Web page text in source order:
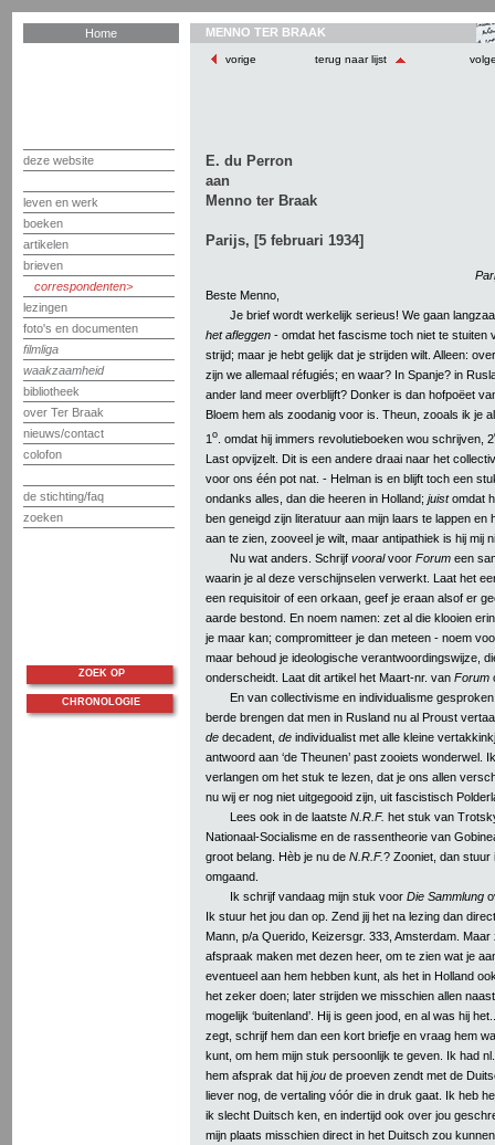
Home
deze website
leven en werk
boeken
artikelen
brieven
correspondenten
lezingen
foto's en documenten
filmliga
waakzaamheid
bibliotheek
over Ter Braak
nieuws/contact
colofon
de stichting/faq
zoeken
MENNO TER BRAAK
vorige terug naar lijst
E. du Perron
aan
Menno ter Braak
Parijs, [5 februari 1934]
Beste Menno,
Je brief wordt werkelijk serieus! We gaan
het afleggen - omdat het fascisme toch niet te stuiten
strijd; maar je hebt gelijk dat je strijden wilt. Alleen:
zijn we allemaal réfugiés; en waar? In Spanje? in
ander land meer overblijft? Donker is dan hofpoëet
Bloem hem als zoodanig voor is. Theun, zooals ik je
1 o . omdat hij immers revolutieboeken wou schrijven, 2
Last opvijzelt. Dit is een andere draai naar het
voor ons één pot nat. - Helman is en blijft toch een
ondanks alles, dan die heeren in Holland; juistomdat
ben geneigd zijn literatuur aan mijn laars te lappen en
aan te zien, zooveel je wilt, maar antipathiek is hij mij
Nu wat anders. Schrijf vooralvoor Forum een
waarin je al deze verschijnselen verwerkt. Laat het
een requisitoir of een orkaan, geef je eraan alsof er
aarde bestond. En noem namen: zet al die klooien
je maar kan; compromitteer je dan meteen - noem
maar behoud je ideologische verantwoordingswijze,
onderscheidt. Laat dit artikel het Maart-nr. van Forum
En van collectivisme en individualisme
berde brengen dat men in Rusland nu al Proust
de decadent, de individualist met alle kleine
antwoord aan ‘de Theunen’ past zooiets wonderwel.
verlangen om het stuk te lezen, dat je ons allen
nu wij er nog niet uitgegooid zijn, uit fascistisch
Lees ook in de laatste N.R.F. het stuk van
Nationaal-Socialisme en de rassentheorie van
groot belang. Hèb je nu de N.R.F.? Zooniet, dan stuur
omgaand.
Ik schrijf vandaag mijn stuk voor Die Sammlung
Ik stuur het jou dan op. Zend jij het na lezing dan
Mann, p/a Querido, Keizersgr. 333, Amsterdam. Maar
afspraak maken met dezen heer, om te zien wat je
eventueel aan hem hebben kunt, als het in Holland
het zeker doen; later strijden we misschien allen
mogelijk ‘buitenland’. Hij is geen jood, en al was hij
zegt, schrijf hem dan een kort briefje en vraag hem
kunt, om hem mijn stuk persoonlijk te geven. Ik had
hem afsprak dat hij jou de proeven zendt met de
liever nog, de vertaling vóór die in druk gaat. Ik heb
ik slecht Duitsch ken, en indertijd ook over jou
mijn plaats misschien direct in het Duitsch zou
ZOEK OP
CHRONOLOGIE